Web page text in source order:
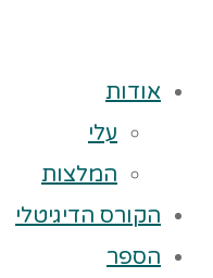
אודות
עלי
המלצות
הקורס הדיגיטלי
הספר